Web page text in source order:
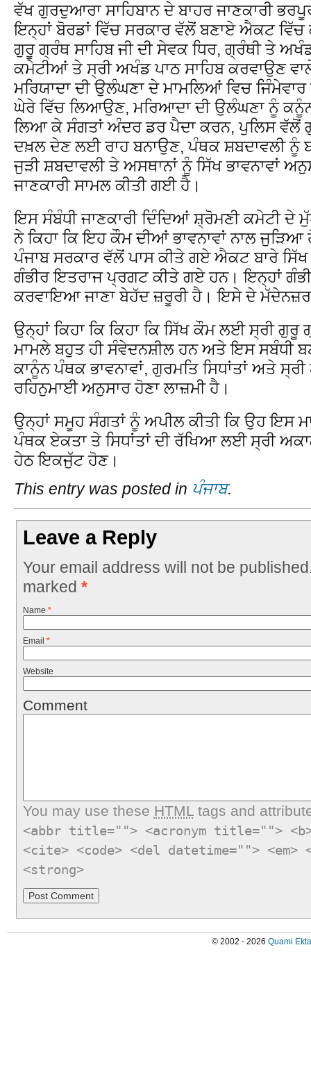
ਵੱਖ ਗੁਰਦੁਆਰਾ ਸਾਹਿਬਾਨ ਦੇ ਬਾਹਰ ਜਾਣਕਾਰੀ
ਇਨ੍ਹਾਂ ਬੋਰਡਾਂ ਵਿੱਚ ਸਰਕਾਰ ਵੱਲੋਂ ਬਣਾਏ ਐਕਟ
ਗੁਰੂ ਗ੍ਰੰਥ ਸਾਹਿਬ ਜੀ ਦੀ ਸੇਵਕ ਧਿਰ, ਗ੍ਰੰਥੀ ਤੇ
ਕਮੇਟੀਆਂ ਤੇ ਸ੍ਰੀ ਅਖੰਡ ਪਾਠ ਸਾਹਿਬ ਕਰਵਾਉਣ
ਮਰਿਯਾਦਾ ਦੀ ਉਲੰਘਣਾ ਦੇ ਮਾਮਲਿਆਂ ਵਿਚ
ਘੇਰੇ ਵਿੱਚ ਲਿਆਉਣ, ਮਰਿਆਦਾ ਦੀ ਉਲੰਘਣਾ ਨੂੰ
ਲਿਆ ਕੇ ਸੰਗਤਾਂ ਅੰਦਰ ਡਰ ਪੈਦਾ ਕਰਨ, ਪੁਲਿਸ ਵੱਲੋਂ
ਦਖ਼ਲ ਦੇਣ ਲਈ ਰਾਹ ਬਨਾਉਣ, ਪੰਥਕ ਸ਼ਬਦਾਵਲੀ ਨੂੰ
ਜੁੜੀ ਸ਼ਬਦਾਵਲੀ ਤੇ ਅਸਥਾਨਾਂ ਨੂੰ ਸਿੱਖ ਭਾਵਨਾਵਾਂ
ਜਾਣਕਾਰੀ ਸਾਮਲ ਕੀਤੀ ਗਈ ਹੈ।
ਇਸ ਸੰਬੰਧੀ ਜਾਣਕਾਰੀ ਦਿੰਦਿਆਂ ਸ਼੍ਰੋਮਣੀ ਕਮੇਟੀ
ਨੇ ਕਿਹਾ ਕਿ ਇਹ ਕੌਮ ਦੀਆਂ ਭਾਵਨਾਵਾਂ ਨਾਲ
ਪੰਜਾਬ ਸਰਕਾਰ ਵੱਲੋਂ ਪਾਸ ਕੀਤੇ ਗਏ ਐਕਟ ਬਾਰੇ
ਗੰਭੀਰ ਇਤਰਾਜ ਪ੍ਰਗਟ ਕੀਤੇ ਗਏ ਹਨ। ਇਨ੍ਹਾਂ
ਕਰਵਾਇਆ ਜਾਣਾ ਬੇਹੱਦ ਜ਼ਰੂਰੀ ਹੈ। ਇਸੇ ਦੇ
ਉਨ੍ਹਾਂ ਕਿਹਾ ਕਿ ਕਿਹਾ ਕਿ ਸਿੱਖ ਕੌਮ ਲਈ ਸ੍ਰੀ ਗੁਰੂ
ਮਾਮਲੇ ਬਹੁਤ ਹੀ ਸੰਵੇਦਨਸ਼ੀਲ ਹਨ ਅਤੇ ਇਸ ਸਬੰਧੀ
ਕਾਨੂੰਨ ਪੰਥਕ ਭਾਵਨਾਵਾਂ, ਗੁਰਮਤਿ ਸਿਧਾਂਤਾਂ ਅਤੇ
ਰਹਿਨੁਮਾਈ ਅਨੁਸਾਰ ਹੋਣਾ ਲਾਜ਼ਮੀ ਹੈ।
ਉਨ੍ਹਾਂ ਸਮੂਹ ਸੰਗਤਾਂ ਨੂੰ ਅਪੀਲ ਕੀਤੀ ਕਿ ਉਹ ਇਸ
ਪੰਥਕ ਏਕਤਾ ਤੇ ਸਿਧਾਂਤਾਂ ਦੀ ਰੱਖਿਆ ਲਈ ਸ੍ਰੀ
ਹੇਠ ਇਕਜੁੱਟ ਹੋਣ।
This entry was posted in ਪੰਜਾਬ.
Leave a Reply
Your email address will not be
marked *
Name *
Email *
Website
Comment
You may use these HTMLtags and
<abbr title=""> <acronym title="">
<cite> <code> <del datetime="">
<strong>
© 2002 - 2026 Quami